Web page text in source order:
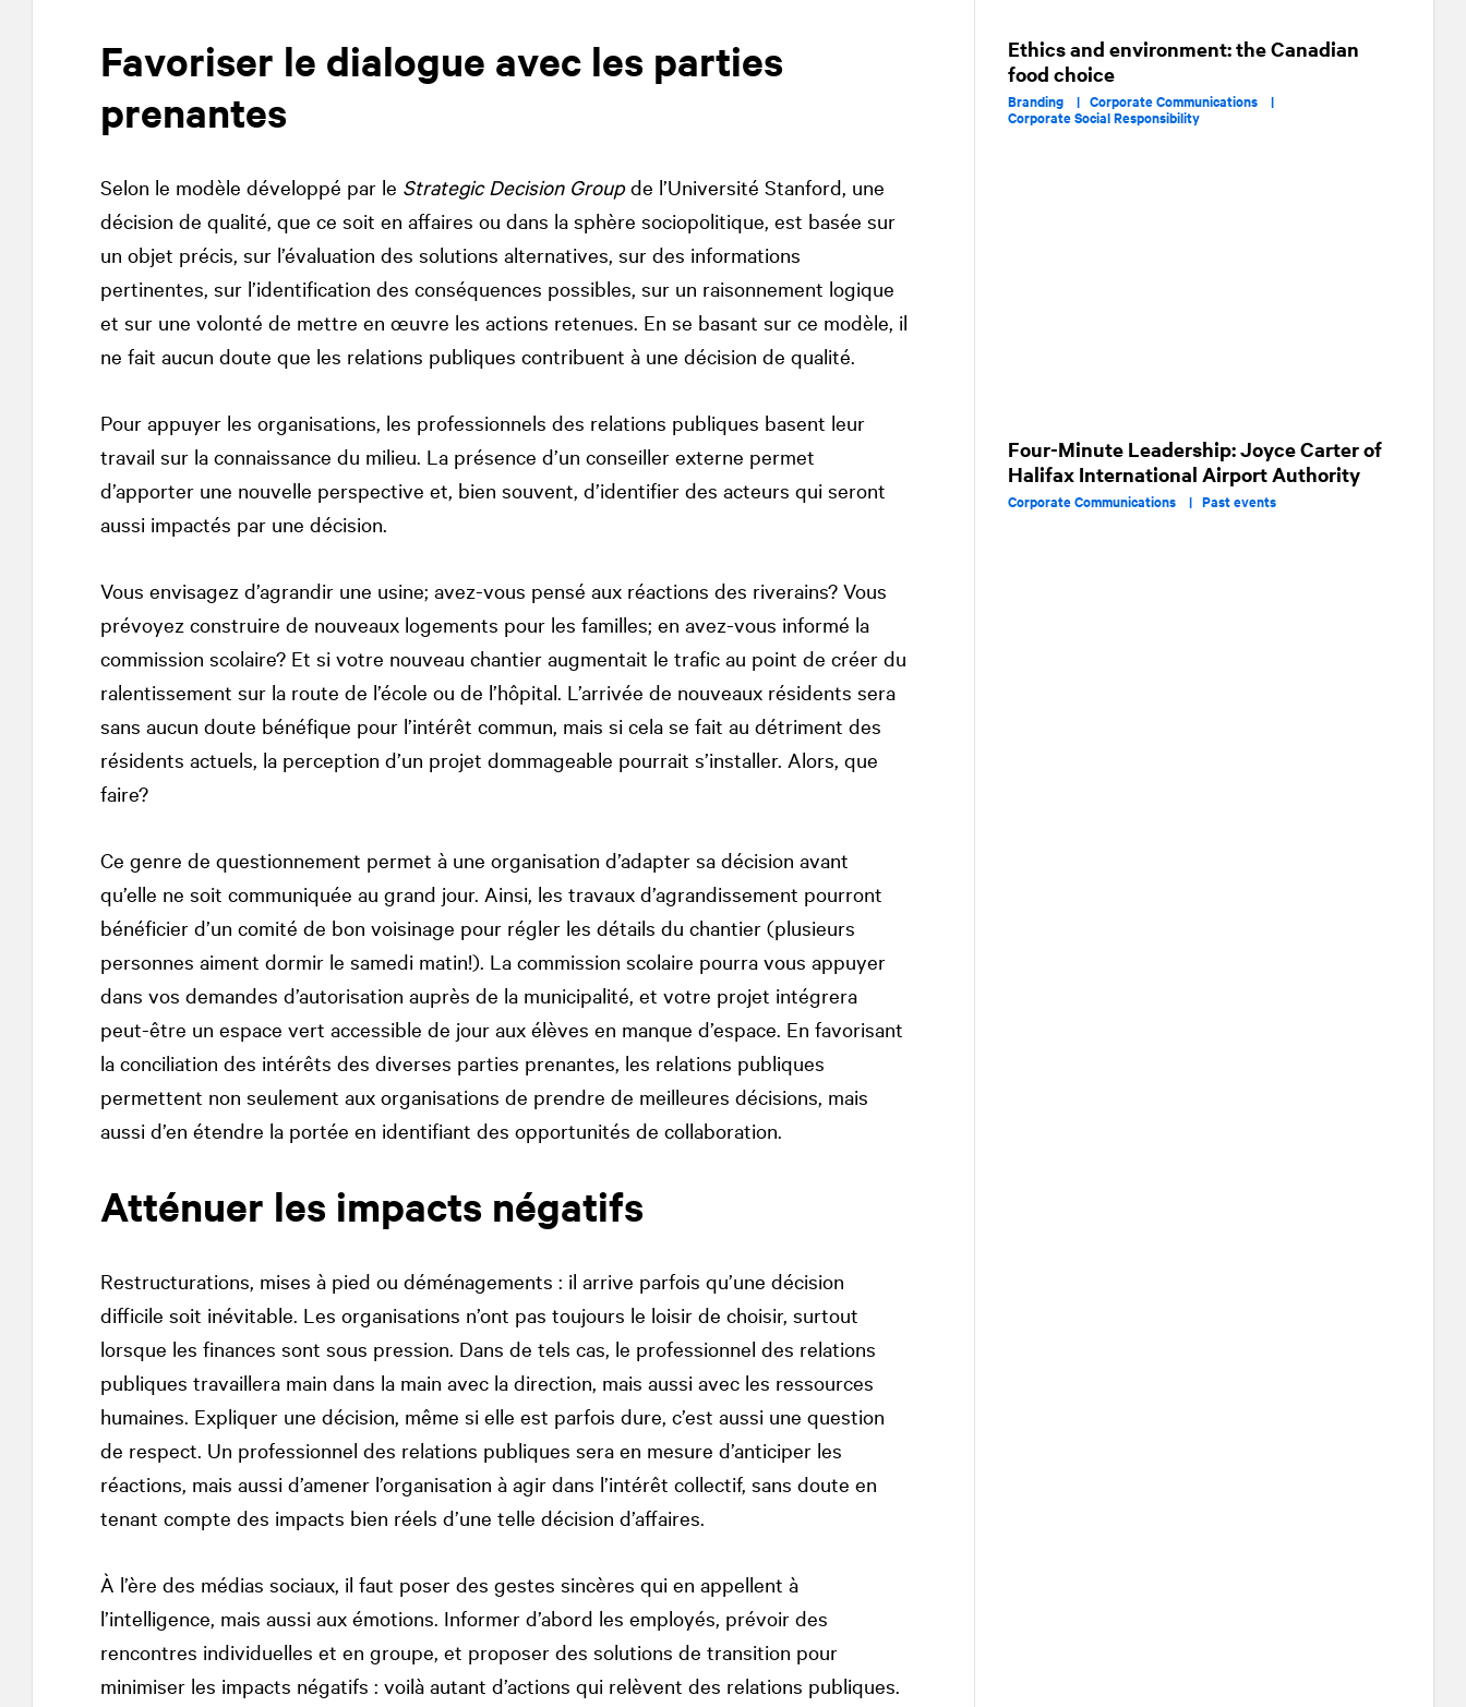
Favoriser le dialogue avec les parties
prenantes
Selon le modèle développé par le Strategic Decision Groupde l’Université Stanford, une
décision de qualité, que ce soit en affaires ou dans la sphère sociopolitique, est basée sur
un objet précis, sur l’évaluation des solutions alternatives, sur des informations
pertinentes, sur l’identification des conséquences possibles, sur un raisonnement logique
et sur une volonté de mettre en œuvre les actions retenues. En se basant sur ce modèle, il
ne fait aucun doute que les relations publiques contribuent à une décision de qualité.
Pour appuyer les organisations, les professionnels des relations publiques basent leur
travail sur la connaissance du milieu. La présence d’un conseiller externe permet
d’apporter une nouvelle perspective et, bien souvent, d’identifier des acteurs qui seront
aussi impactés par une décision.
Vous envisagez d’agrandir une usine; avez-vous pensé aux réactions des riverains? Vous
prévoyez construire de nouveaux logements pour les familles; en avez-vous informé la
commission scolaire? Et si votre nouveau chantier augmentait le trafic au point de créer du
ralentissement sur la route de l’école ou de l’hôpital. L’arrivée de nouveaux résidents sera
sans aucun doute bénéfique pour l’intérêt commun, mais si cela se fait au détriment des
résidents actuels, la perception d’un projet dommageable pourrait s’installer. Alors, que
faire?
Ce genre de questionnement permet à une organisation d’adapter sa décision avant
qu’elle ne soit communiquée au grand jour. Ainsi, les travaux d’agrandissement pourront
bénéficier d’un comité de bon voisinage pour régler les détails du chantier (plusieurs
personnes aiment dormir le samedi matin!). La commission scolaire pourra vous appuyer
dans vos demandes d’autorisation auprès de la municipalité, et votre projet intégrera
peut-être un espace vert accessible de jour aux élèves en manque d’espace. En favorisant
la conciliation des intérêts des diverses parties prenantes, les relations publiques
permettent non seulement aux organisations de prendre de meilleures décisions, mais
aussi d’en étendre la portée en identifiant des opportunités de collaboration.
Atténuer les impacts négatifs
Restructurations, mises à pied ou déménagements : il arrive parfois qu’une décision
difficile soit inévitable. Les organisations n’ont pas toujours le loisir de choisir, surtout
lorsque les finances sont sous pression. Dans de tels cas, le professionnel des relations
publiques travaillera main dans la main avec la direction, mais aussi avec les ressources
humaines. Expliquer une décision, même si elle est parfois dure, c’est aussi une question
de respect. Un professionnel des relations publiques sera en mesure d’anticiper les
réactions, mais aussi d’amener l’organisation à agir dans l’intérêt collectif, sans doute en
tenant compte des impacts bien réels d’une telle décision d’affaires.
À l’ère des médias sociaux, il faut poser des gestes sincères qui en appellent à
l’intelligence, mais aussi aux émotions. Informer d’abord les employés, prévoir des
rencontres individuelles et en groupe, et proposer des solutions de transition pour
minimiser les impacts négatifs : voilà autant d’actions qui relèvent des relations publiques.
Ethics and environment: the Canadian
food choice
Branding | Corporate Communications |
Corporate Social Responsibility
Four-Minute Leadership: Joyce Carter of
Halifax International Airport Authority
Corporate Communications | Past events